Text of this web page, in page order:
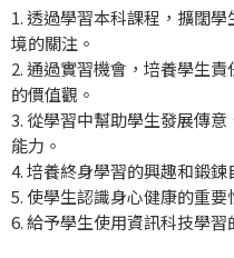
1. 透過學習本科課程，擴闊
境的關注。
2. 通過實習機會，培養學生
的價值觀。
3. 從學習中幫助學生發展傳
能力。
4. 培養終身學習的興趣和鍛鍊
5. 使學生認識身心健康的重要
6. 給予學生使用資訊科技學習